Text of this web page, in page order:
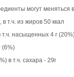
могут меняться
в т.ч. из жиров 50 ккал
т.ч. насыщенных 4 г
(6%)
в т.ч. сахара - 29г